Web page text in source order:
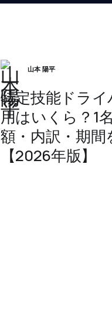
山本 陽平
特定技能ドラ
用はいくら？1
額・内訳・期
【2026年版】